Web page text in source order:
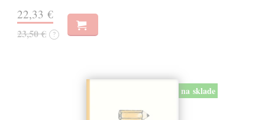
22,33 €
23,50 € ?
na sklade